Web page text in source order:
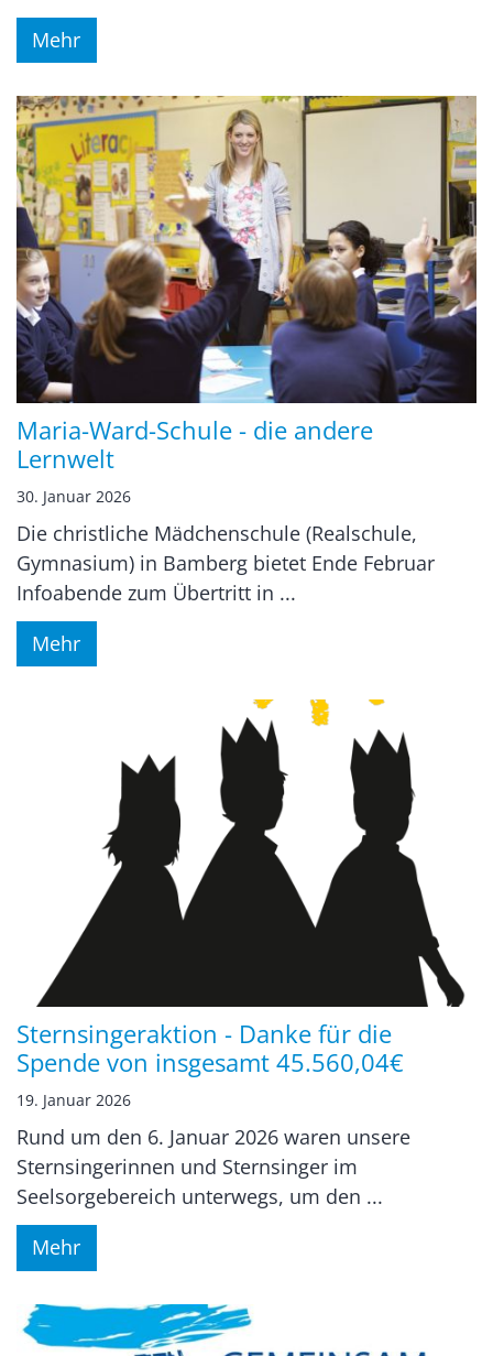
Mehr
Maria-Ward-Schule - die andere
Lernwelt
30. Januar 2026
Die christliche Mädchenschule (Realschule,
Gymnasium) in Bamberg bietet Ende Februar
Infoabende zum Übertritt in ...
Mehr
Sternsingeraktion - Danke für die
Spende von insgesamt 45.560,04€
19. Januar 2026
Rund um den 6. Januar 2026 waren unsere
Sternsingerinnen und Sternsinger im
Seelsorgebereich unterwegs, um den ...
Mehr